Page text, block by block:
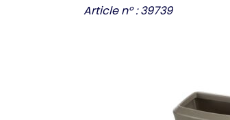
Article n° : 39739